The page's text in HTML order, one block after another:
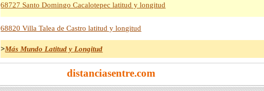
68727 Santo Domingo Cacalotepec latitud y longitud
68820 Villa Talea de Castro latitud y longitud
>Más Mundo Latitud y Longitud
distanciasentre.com